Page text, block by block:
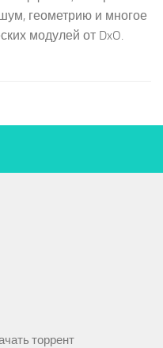
шум, геометрию и многое
модулей от DxO.
торрент